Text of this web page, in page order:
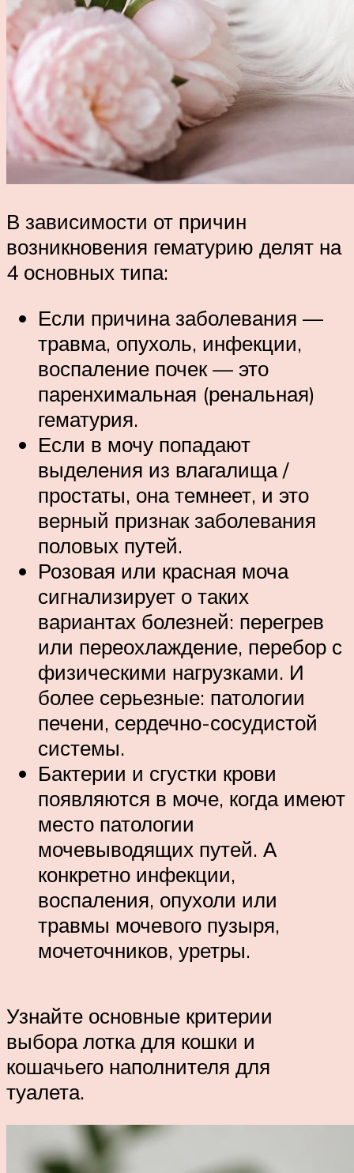
В зависимости от причин
возникновения гематурию делят на
4 основных типа:
Если причина заболевания —
травма, опухоль, инфекции,
воспаление почек — это
паренхимальная (ренальная)
гематурия.
Если в мочу попадают
выделения из влагалища /
простаты, она темнеет, и это
верный признак заболевания
половых путей.
Розовая или красная моча
сигнализирует о таких
вариантах болезней: перегрев
или переохлаждение, перебор с
физическими нагрузками. И
более серьезные: патологии
печени, сердечно-сосудистой
системы.
Бактерии и сгустки крови
появляются в моче, когда имеют
место патологии
мочевыводящих путей. А
конкретно инфекции,
воспаления, опухоли или
травмы мочевого пузыря,
мочеточников, уретры.
Узнайте основные критерии
выбора лотка для кошки и
кошачьего наполнителя для
туалета.